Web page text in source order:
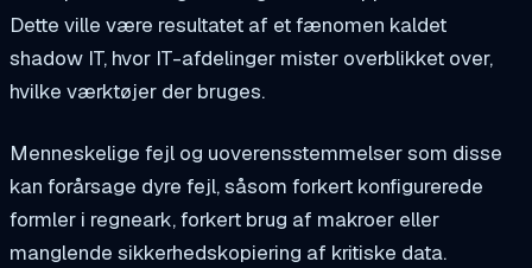
Dette ville være resultatet af et fænomen kaldet
shadow IT, hvor IT-afdelinger mister overblikket over,
hvilke værktøjer der bruges.
Menneskelige fejl og uoverensstemmelser som disse
kan forårsage dyre fejl, såsom forkert konfigurerede
formler i regneark, forkert brug af makroer eller
manglende sikkerhedskopiering af kritiske data.